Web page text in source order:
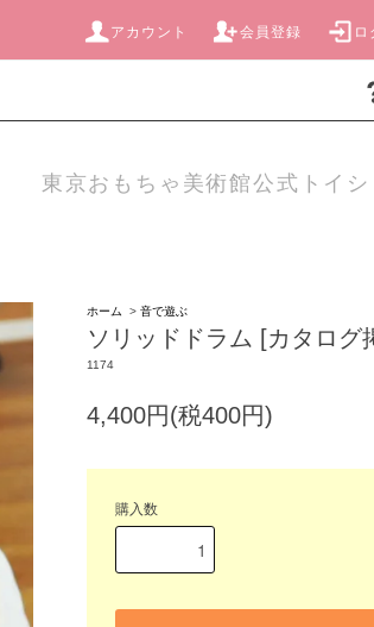
アカウント 会員登録 ロ
東京おもちゃ美術館公式トイ
ホーム > 音で遊ぶ
ソリッドドラム [カタログ
1174
4,400円(税400円)
購入数